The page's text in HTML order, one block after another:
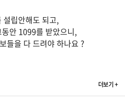
립안해도 되고,
안 1099를 받았으니,
들을 다 드려야 하나요 ?
더보기 +